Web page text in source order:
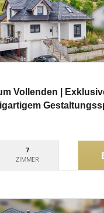
Vollenden |
7
ZIMMER